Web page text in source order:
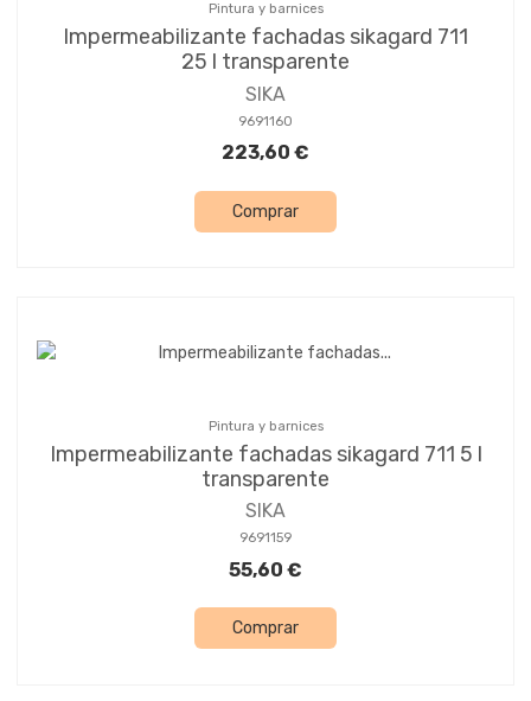
Pintura y barnices
Impermeabilizante fachadas sikagard 711
25 l transparente
SIKA
9691160
223,60 €
Comprar
Pintura y barnices
Impermeabilizante fachadas sikagard 711 5 l
transparente
SIKA
9691159
55,60 €
Comprar